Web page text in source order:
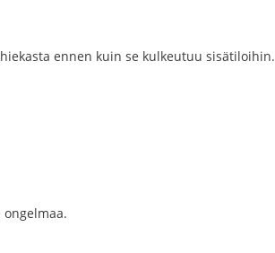
ennen kuin se kulkeutuu sisätiloihin.